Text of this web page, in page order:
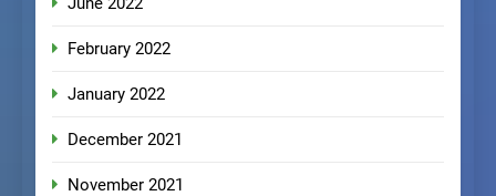
February 2022
January 2022
December 2021
November 2021